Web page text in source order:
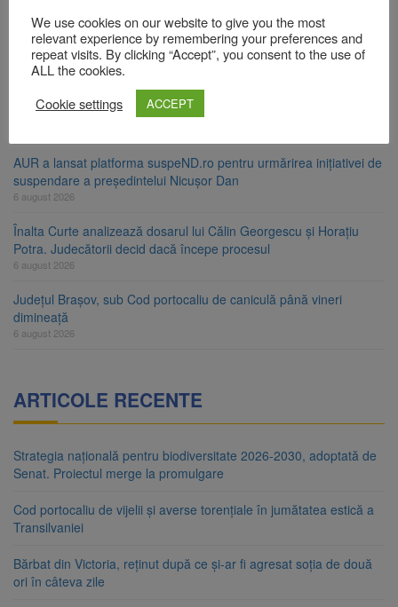
Bărbat din Victoria, reținut după ce și-ar fi agresat soția de două
ori în câteva zile
6 august 2026
Urmele atelajului i-au condus pe polițiști la cioate. Bărbat prins în
pădure la Ormeniș
AUR a lansat platforma suspeND.ro pentru urmărirea inițiativei de
suspendare a președintelui Nicușor Dan
6 august 2026
Înalta Curte analizează dosarul lui Călin Georgescu și Horațiu
Potra. Judecătorii decid dacă începe procesul
6 august 2026
Județul Brașov, sub Cod portocaliu de caniculă până vineri
dimineață
6 august 2026
ARTICOLE RECENTE
Strategia națională pentru biodiversitate 2026-2030, adoptată de
Senat. Proiectul merge la promulgare
Cod portocaliu de vijelii și averse torențiale în jumătatea estică a
Transilvaniei
Bărbat din Victoria, reținut după ce și-ar fi agresat soția de două
ori în câteva zile
We use cookies on our website to give you the most
relevant experience by remembering your preferences and
repeat visits. By clicking “Accept”, you consent to the use of
ALL the cookies.
Cookie settings
ACCEPT